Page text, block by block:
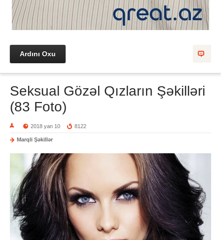
Ardını Oxu
Seksual Gözəl Qızların Şəkilləri
(83 Foto)
2018 yan 10 8122
Marqli Şəkillər